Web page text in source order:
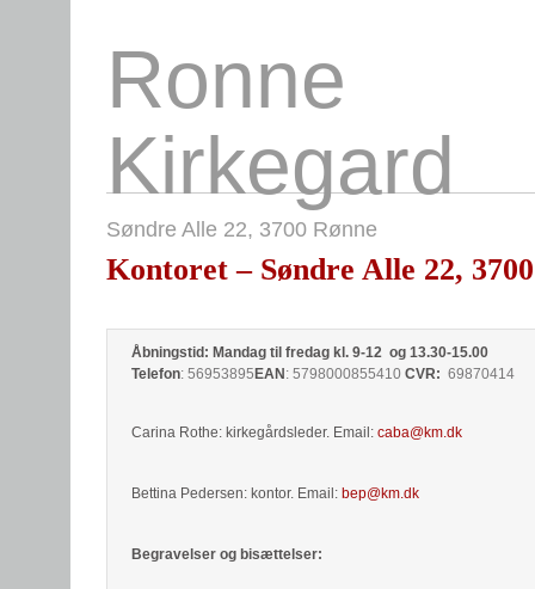
Ronne
Kirkegard
Søndre Alle 22, 3700 Rønne
Kontoret – Søndre Alle 22,
Åbningstid: Mandag til fredag kl. 9-12 og 13.30-15.00
Telefon: 56953895 EAN : 5798000855410 CVR: 69870414
Carina Rothe: kirkegårdsleder. Email: caba@km.dk
Bettina Pedersen: kontor. Email: bep@km.dk
Begravelser og bisættelser: